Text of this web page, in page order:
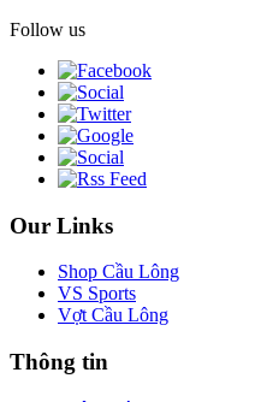
Follow us
Our Links
Shop Cầu Lông
VS Sports
Vợt Cầu Lông
Thông tin